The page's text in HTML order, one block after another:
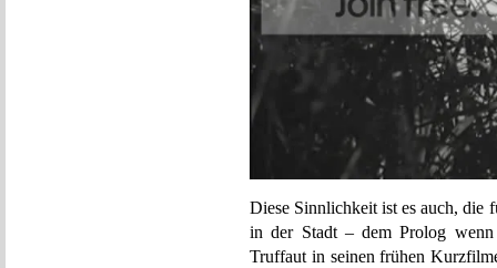
Diese Sinnlichkeit ist es auch, die
in der Stadt – dem Prolog
Truffaut in seinen frühen